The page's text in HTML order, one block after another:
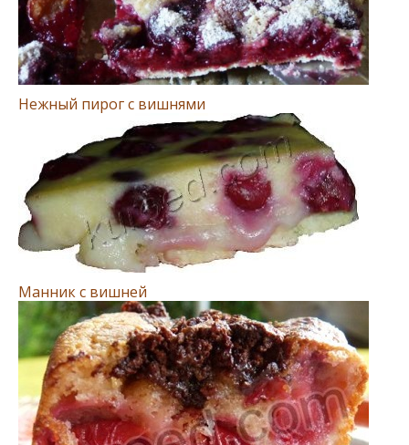
Нежный пирог с вишнями
Манник с вишней